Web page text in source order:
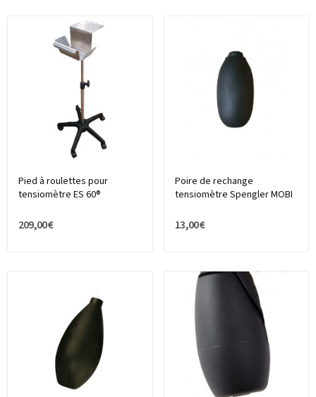
Pied à roulettes pour
tensiomètre ES 60®
209,00 €
Poire de rechange
tensiomètre Spengler MOBI
13,00 €